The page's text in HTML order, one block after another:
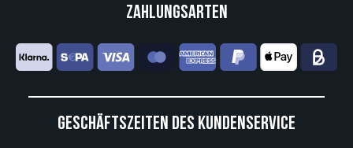
Geschäftszeiten des Kundenservice
Zahlungsarten